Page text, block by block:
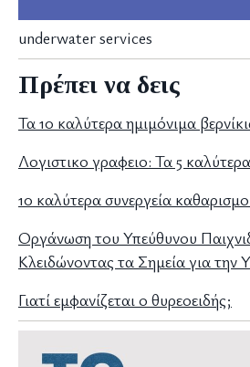
underwater services
Πρέπει να δεις
Τα 10 καλύτερα ημιμόνιμα
Λογιστικο γραφειο: Τα 5
10 καλύτερα συνεργεία
Οργάνωση του Υπεύθυνου
Κλειδώνοντας τα Σημεία για την
Γιατί εμφανίζεται ο θυρεοειδής;